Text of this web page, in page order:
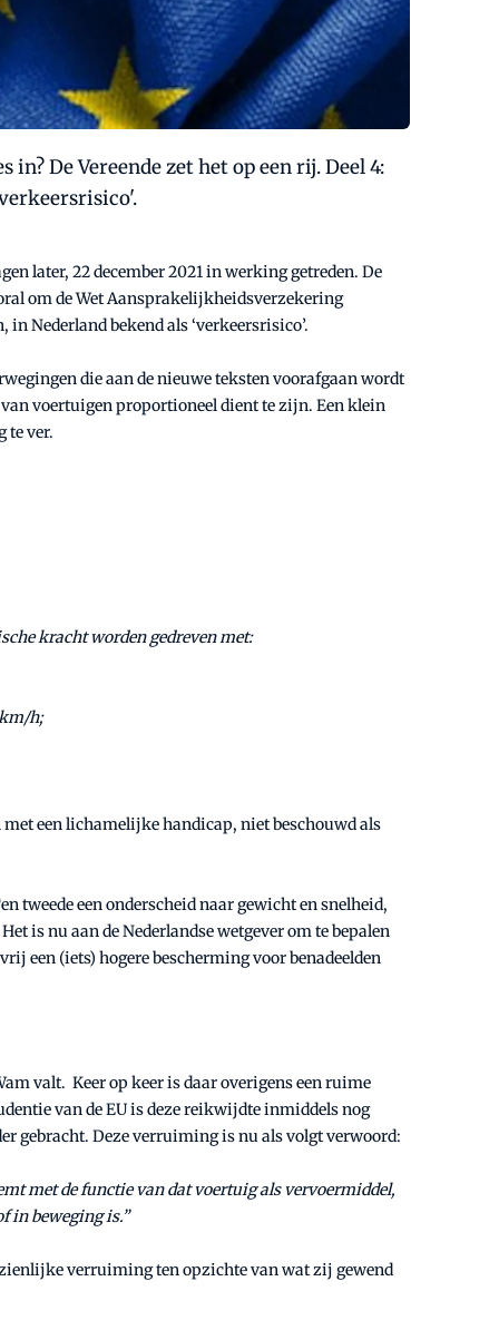
De Vereende zet het op een rij. Deel 4:
later, 22 december 2021 in werking getreden. De
om de Wet Aansprakelijkheidsverzekering
Nederland bekend als ‘verkeersrisico’.
die aan de nieuwe teksten voorafgaan wordt
voertuigen proportioneel dient te zijn. Een klein
te ver.
kracht worden gedreven met:
h;
een lichamelijke handicap, niet beschouwd als
tweede een onderscheid naar gewicht en snelheid,
is nu aan de Nederlandse wetgever om te bepalen
een (iets) hogere bescherming voor benadeelden
valt. Keer op keer is daar overigens een ruime
van de EU is deze reikwijdte inmiddels nog
gebracht. Deze verruiming is nu als volgt verwoord:
met de functie van dat voertuig als vervoermiddel,
in beweging is.”
verruiming ten opzichte van wat zij gewend